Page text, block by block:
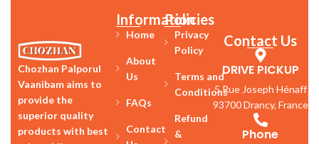
Chozhan Palporul
Vaanibam aims to
provide the
superior quality
products with best
Information
Home
About
Us
FAQs
Contact
Policies
Privacy
Policy
Terms and
Conditions
Refund
&
Contact Us
DRIVE PICKUP
5 Rue Joseph Hénaff
93700 Drancy, France
Phone